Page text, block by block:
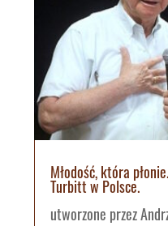
Młodość, która
Turbitt w Polsce.
utworzone przez